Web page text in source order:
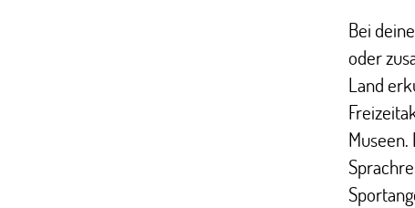
Bei
oder
Land